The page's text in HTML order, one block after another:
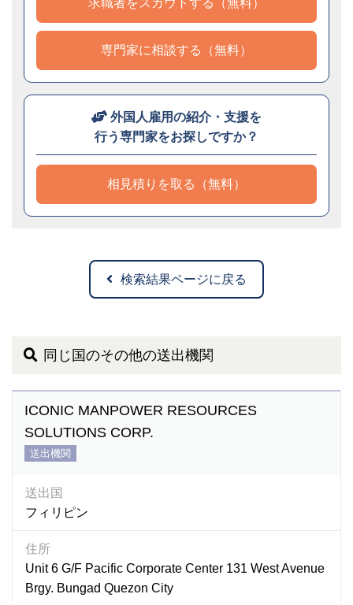
求職者をスカウトする（無料）
専門家に相談する（無料）
外国人雇用の紹介・支援を
行う専門家をお探しですか？
相見積りを取る（無料）
検索結果ページに戻る
同じ国のその他の送出機関
ICONIC MANPOWER RESOURCES
SOLUTIONS CORP.
送出機関
送出国
フィリピン
住所
Unit 6 G/F Pacific Corporate Center 131 West Avenue
Brgy. Bungad Quezon City